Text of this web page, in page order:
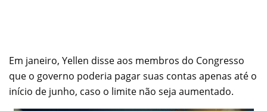
Em janeiro, Yellen disse aos membros do Congresso
que o governo poderia pagar suas contas apenas até o
início de junho, caso o limite não seja aumentado.